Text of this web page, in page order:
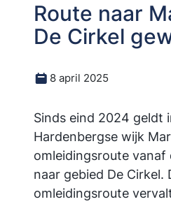
Route naar
De Cirkel
8 april 2025
Sinds eind 2024 geldt
Hardenbergse wijk
omleidingsroute vanaf
naar gebied De Cirkel.
omleidingsroute